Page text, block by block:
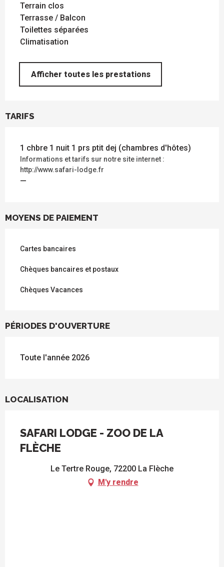
Terrain clos
Terrasse / Balcon
Toilettes séparées
Climatisation
Afficher toutes les prestations
TARIFS
1 chbre 1 nuit 1 prs ptit dej (chambres d'hôtes)
Informations et tarifs sur notre site internet :
http://www.safari-lodge.fr
—
MOYENS DE PAIEMENT
Cartes bancaires
Chèques bancaires et postaux
Chèques Vacances
PÉRIODES D'OUVERTURE
Toute l'année 2026
LOCALISATION
SAFARI LODGE - ZOO DE LA
FLÈCHE
Le Tertre Rouge, 72200 La Flèche
M'y rendre